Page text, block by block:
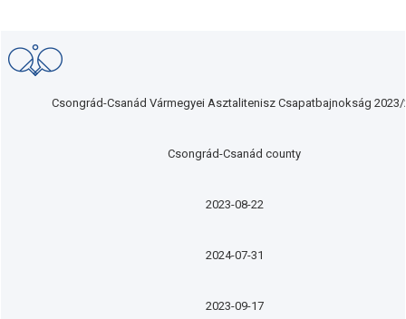
Csongrád-Csanád Vármegyei Asztalitenisz Csapatbajnokság 2023/
Csongrád-Csanád county
2023-08-22
2024-07-31
2023-09-17